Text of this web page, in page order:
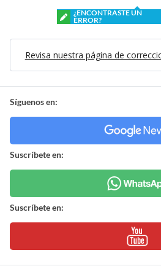
¿ENCONTRASTE UN
ERROR?
Revisa nuestra página de
Síguenos en:
Suscríbete en:
Suscríbete en: